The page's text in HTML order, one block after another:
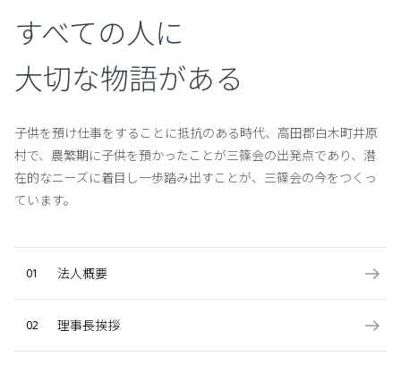
すべての人に
大切な物語がある
子供を預け仕事をすることに抵抗のある時代、高田郡白木町井原
村で、農繁期に子供を預かったことが三篠会の出発点であり、潜
在的なニーズに着目し一歩踏み出すことが、三篠会の今をつくっ
ています。
01 法人概要
02 理事長挨拶